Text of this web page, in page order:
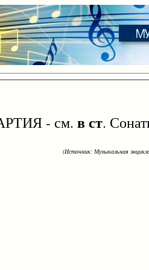
- см. в ст.
(Источник: Музыкальная